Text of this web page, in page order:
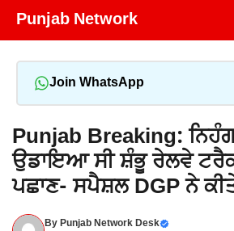
Skip
Punjab Network
Join WhatsApp
Punjab Breaking:
ਉਡਾਇਆ ਸੀ ਸ਼ੰਭੂ ਰੇਲਵੇ
ਪਛਾਣ- ਸਪੈਸ਼ਲ DGP ਨੇ
ByPunjab Network Desk